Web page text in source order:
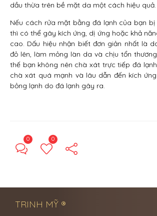
dầu thừa trên bề mặt da một cách hiệu quả.
Nếu cách rửa mặt bằng đá lạnh của bạn
thì có thể gây kích ứng, dị ứng hoặc khả
cao. Dấu hiệu nhận biết đơn giản nhất là
đỏ lên, làm mỏng làn da và chịu tổn
thế bạn không nên chà xát trực tiếp đá
chà xát quá mạnh và lâu dẫn đến kích
bỏng lạnh do đá lạnh gây ra.
0 0
TRINH MỸ ®